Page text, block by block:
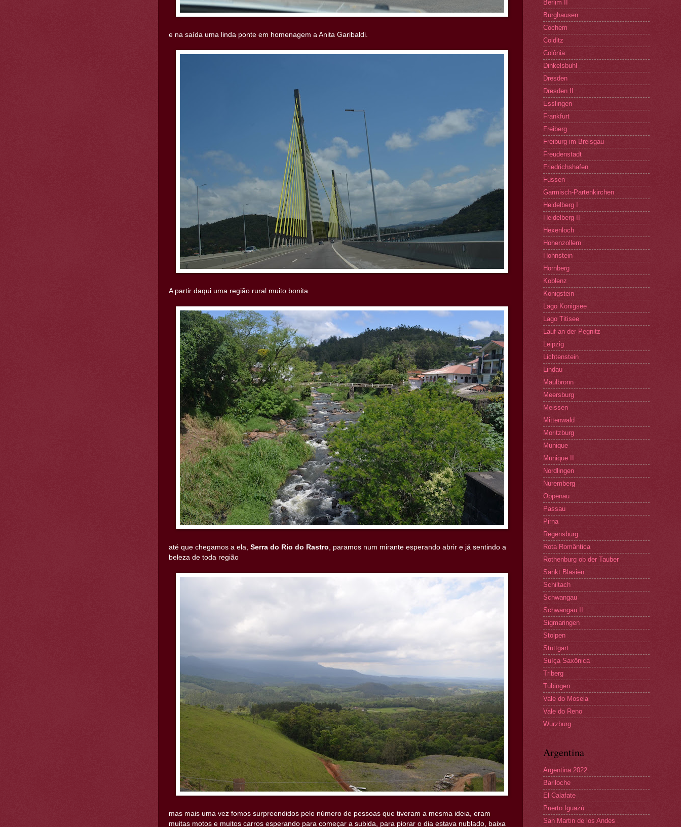
e na saída uma linda ponte em homenagem a Anita Garibaldi.
A partir daqui uma região rural muito bonita
até que chegamos a ela, Serra do Rio do Rastro , paramos num mirante esperando abrir e já sentindo a
beleza de toda região
mas mais uma vez fomos surpreendidos pelo número de pessoas que tiveram a mesma ideia, eram
muitas motos e muitos carros esperando para começar a subida, para piorar o dia estava nublado, baixa
Berlim II
Burghausen
Cochem
Colditz
Colônia
Dinkelsbuhl
Dresden
Dresden II
Esslingen
Frankfurt
Freiberg
Freiburg im Breisgau
Freudenstadt
Friedrichshafen
Fussen
Garmisch-Partenkirchen
Heidelberg I
Heidelberg II
Hexenloch
Hohenzollern
Hohnstein
Hornberg
Koblenz
Konigstein
Lago Konigsee
Lago Titisee
Lauf an der Pegnitz
Leipzig
Lichtenstein
Lindau
Maulbronn
Meersburg
Meissen
Mittenwald
Moritzburg
Munique
Munique II
Nordlingen
Nuremberg
Oppenau
Passau
Pirna
Regensburg
Rota Romântica
Rothenburg ob der Tauber
Sankt Blasien
Schiltach
Schwangau
Schwangau II
Sigmaringen
Stolpen
Stuttgart
Suíça Saxônica
Triberg
Tubingen
Vale do Mosela
Vale do Reno
Wurzburg
Argentina
Argentina 2022
Bariloche
El Calafate
Puerto Iguazú
San Martin de los Andes